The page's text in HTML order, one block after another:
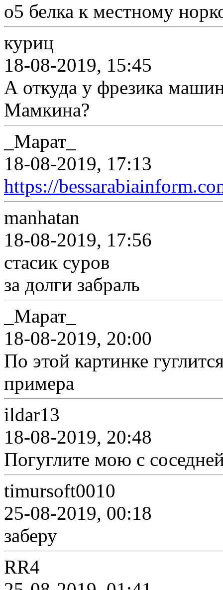
о5 белка к местному
куриц
18-08-2019, 15:45
А откуда у фрезика
Мамкина?
_Марат_
18-08-2019, 17:13
https://
manhatan
18-08-2019, 17:56
стасик суров
за долги забраль
_Марат_
18-08-2019, 20:00
По этой картинке
примера
ildar13
18-08-2019, 20:48
Погуглите мою с
timursoft0010
25-08-2019, 00:18
заберу
RR4